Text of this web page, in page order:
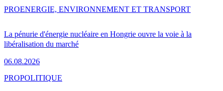
La pénurie d'énergie nucléaire en Hongrie ouvre la voie à la
libéralisation du marché
06.08.2026
PROENERGIE, ENVIRONNEMENT ET TRANSPORT
PROPOLITIQUE